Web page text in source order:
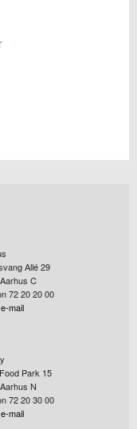
Allé 29
Aarhus C
72 20 20 00
mail
Park 15
Aarhus N
72 20 30 00
mail